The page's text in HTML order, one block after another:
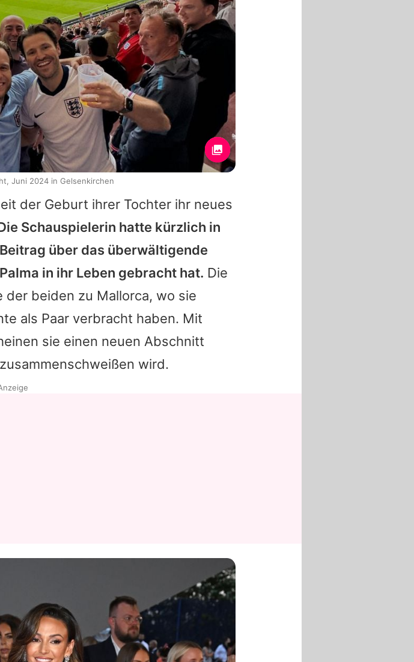
der Geburt ihrer Tochter ihr neues
Schauspielerin hatte kürzlich in
über das überwältigende
in ihr Leben gebracht hat. Die
der beiden zu Mallorca, wo sie
als Paar verbracht haben. Mit
sie einen neuen Abschnitt
wird.
Juni 2024 in Gelsenkirchen